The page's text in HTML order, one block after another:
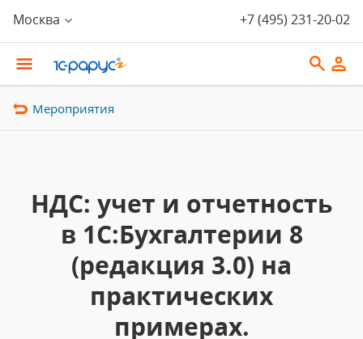
Москва +7 (495) 231-20-02
Мероприятия
НДС: учет и отчетность
в 1С:Бухгалтерии 8
(редакция 3.0) на
практических
примерах.